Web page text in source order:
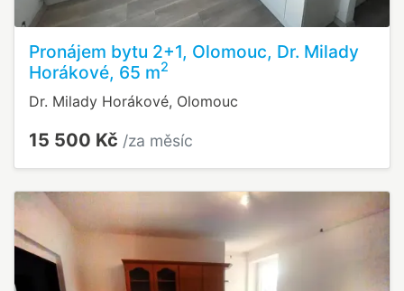
Pronájem bytu 2+1, Olomouc, Dr. Milady
Horákové, 65 m2
Dr. Milady Horákové, Olomouc
15 500 Kč /za měsíc